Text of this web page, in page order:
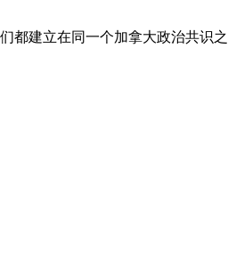
都建立在同一个加拿大政治共识之